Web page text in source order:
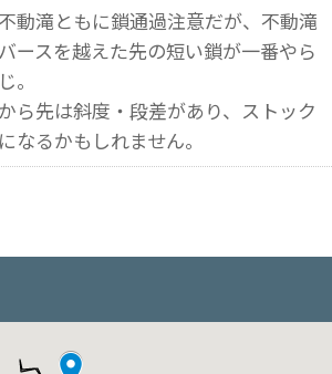
動滝ともに鎖通過注意だが、不動滝
ースを越えた先の短い鎖が一番やら
。
ら先は斜度・段差があり、ストック
なるかもしれません。